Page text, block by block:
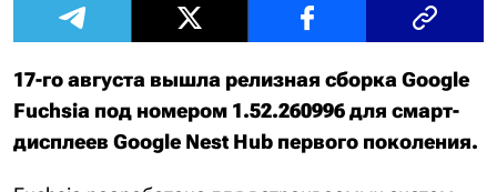
17-го августа вышла релизная сборка Google
Fuchsia под номером 1.52.260996 для смарт-
дисплеев Google Nest Hub первого поколения.